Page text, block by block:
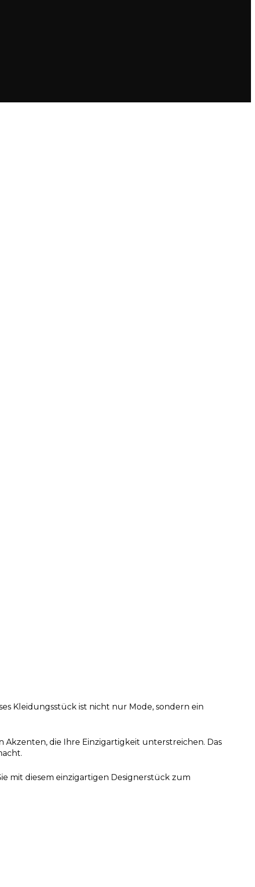
Kleidungsstück ist nicht nur Mode, sondern ein
Akzenten, die Ihre Einzigartigkeit unterstreichen. Das
mit diesem einzigartigen Designerstück zum